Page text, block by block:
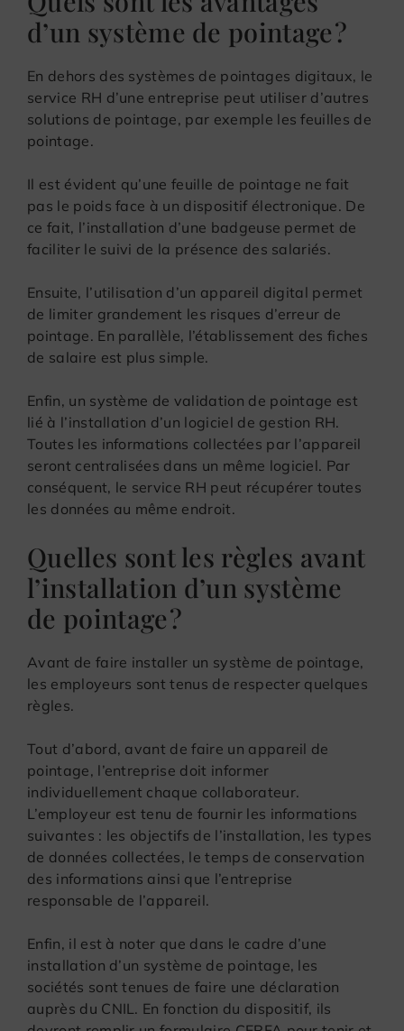
d’un système de pointage ?
En dehors des systèmes de pointages digitaux, le
service RH d’une entreprise peut utiliser d’autres
solutions de pointage, par exemple les feuilles de
pointage.
Il est évident qu’une feuille de pointage ne fait
pas le poids face à un dispositif électronique. De
ce fait, l’installation d’une badgeuse permet de
faciliter le suivi de la présence des salariés.
Ensuite, l’utilisation d’un appareil digital permet
de limiter grandement les risques d’erreur de
pointage. En parallèle, l’établissement des fiches
de salaire est plus simple.
Enfin, un système de validation de pointage est
lié à l’installation d’un logiciel de gestion RH.
Toutes les informations collectées par l’appareil
seront centralisées dans un même logiciel. Par
conséquent, le service RH peut récupérer toutes
les données au même endroit.
Quelles sont les règles avant
l’installation d’un système
de pointage ?
Avant de faire installer un système de pointage,
les employeurs sont tenus de respecter quelques
règles.
Tout d’abord, avant de faire un appareil de
pointage, l’entreprise doit informer
individuellement chaque collaborateur.
L’employeur est tenu de fournir les informations
suivantes : les objectifs de l’installation, les types
de données collectées, le temps de conservation
des informations ainsi que l’entreprise
responsable de l’appareil.
Enfin, il est à noter que dans le cadre d’une
installation d’un système de pointage, les
sociétés sont tenues de faire une déclaration
auprès du CNIL. En fonction du dispositif, ils